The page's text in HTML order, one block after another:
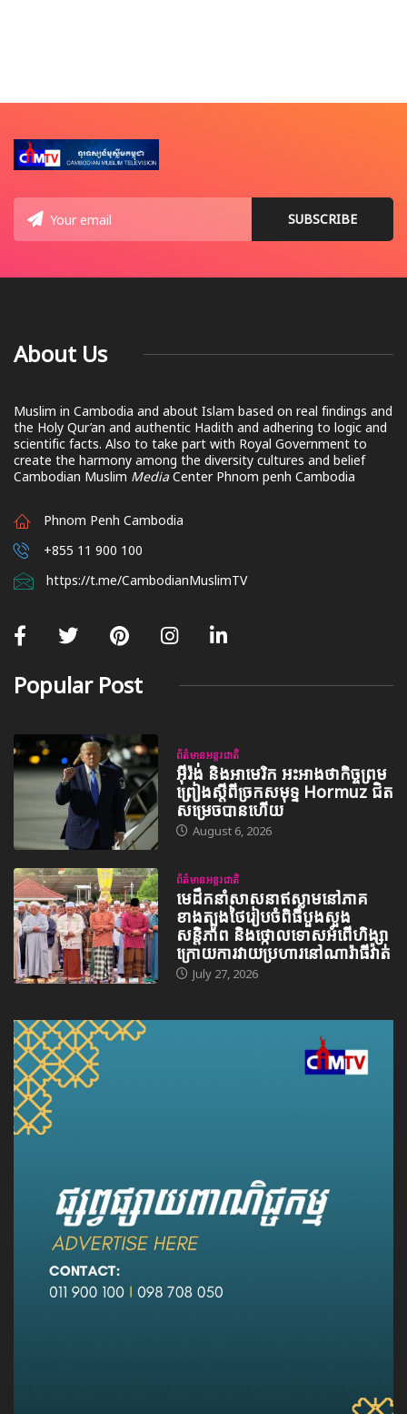
About Us
Muslim in Cambodia and about Islam based on real findings and
the Holy Qur’an and authentic Hadith and adhering to logic and
scientific facts. Also to take part with Royal Government to
create the harmony among the diversity cultures and belief
Cambodian Muslim Media Center Phnom penh Cambodia
Phnom Penh Cambodia
+855 11 900 100
https://t.me/CambodianMuslimTV
Popular Post
ព័ត៌មានអន្តរជាតិ
អ៊ីរ៉ង់ និងអាមេរិក អះអាងថាកិច្ចព្រម
ព្រៀងស្តីពីច្រកសមុទ្ទ Hormuz ជិត
សម្រេចបានហើយ
August 6, 2026
ព័ត៌មានអន្តរជាតិ
មេដឹកនាំសាសនាឥស្លាមនៅភាគ
ខាងត្បូងថៃរៀបចំពិធីបួងសួង
សន្តិភាព និងថ្កោលទោសអំពើហិង្សា
ក្រោយការវាយប្រហារនៅណារ៉ាធីវ៉ាត់
July 27, 2026